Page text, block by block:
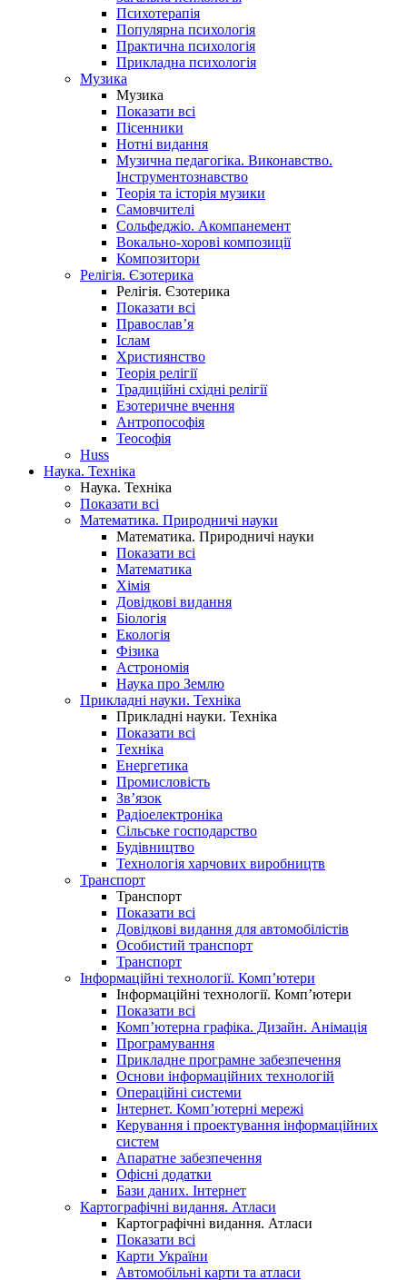
Психотерапія
Популярна психологія
Практична психологія
Прикладна психологія
Музика
Музика
Показати всі
Пісенники
Нотні видання
Музична педагогіка. Виконавство.
Інструментознавство
Теорія та історія музики
Самовчителі
Сольфеджіо. Акомпанемент
Вокально-хорові композиції
Композитори
Релігія. Єзотерика
Релігія. Єзотерика
Показати всі
Православ’я
Іслам
Християнство
Теорія релігії
Традиційні східні релігії
Езотеричне вчення
Антропософія
Теософія
Huss
Наука. Техніка
Наука. Техніка
Показати всі
Математика. Природничі науки
Математика. Природничі науки
Показати всі
Математика
Хімія
Довідкові видання
Біологія
Екологія
Фізика
Астрономія
Наука про Землю
Прикладні науки. Техніка
Прикладні науки. Техніка
Показати всі
Техніка
Енергетика
Промисловість
Зв’язок
Радіоелектроніка
Сільське господарство
Будівництво
Технологія харчових виробництв
Транспорт
Транспорт
Показати всі
Довідкові видання для автомобілістів
Особистий транспорт
Транспорт
Інформаційні технології. Комп’ютери
Інформаційні технології. Комп’ютери
Показати всі
Комп’ютерна графіка. Дизайн. Анімація
Програмування
Прикладне програмне забезпечення
Основи інформаційних технологій
Операційні системи
Інтернет. Комп’ютерні мережі
Керування і проектування інформаційних
систем
Апаратне забезпечення
Офісні додатки
Бази даних. Інтернет
Картографічні видання. Атласи
Картографічні видання. Атласи
Показати всі
Карти України
Автомобільні карти та атласи